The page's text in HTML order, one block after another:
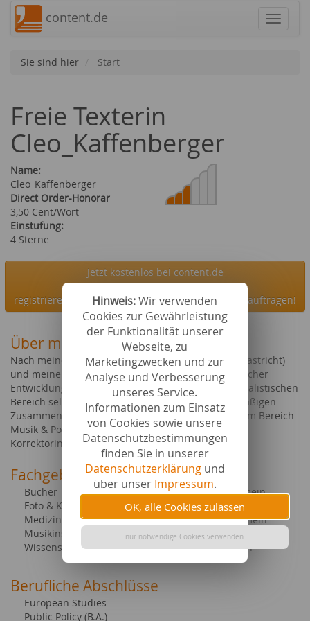
Hinweis:Wir verwenden
Cookies zur Gewährleistung
der Funktionalität unserer
Webseite, zu
Marketingzwecken und zur
Analyse und Verbesserung
unseres Service.
Informationen zum Einsatz
von Cookies sowie unsere
Datenschutzbestimmungen
finden Sie in unserer
Datenschutzerklärungund
über unser Impressum.
OK, alle Cookies zulassen
nur notwendige Cookies verwenden
content.de
Sie sind hier Start
Freie Texterin
Cleo_Kaffenberger
Name:
Cleo_Kaffenberger
Direct Order-Honorar
3,50 Cent/Wort
Einstufung:
4 Sterne
Jetzt kostenlos bei content.de
registrieren und die Autorin Cleo_Kaffenberger beauftragen!
Über mich
Nach meinem Bachelorabschluss in 'EU Politik' (Maastricht)
und meinem Masterabschluss in 'Lateinamerikanischer
Entwicklungspolitik' (Berlin) habe ich mich im journalistischen
Bereich selbständig gemacht. Neben einer regelmäßigen
Zusammenarbeit mit einem Onlinemagazin aus dem Bereich
Musik & Popkultur bin ich freiberuflich als Texterin,
Korrektorin und Lektorin tätig.
Fachgebiete bei content.de
Bücher
Foto & Kunst
Medizin
Musikinstrumente
Wissenschaft allgemein
Tourismus allgemein
Gesellschaft allgemein
Ernährung allgemein
Musik
Medien allgemein
Berufliche Abschlüsse
European Studies -
Public Policy (B.A.)